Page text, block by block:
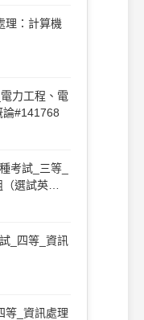
理：計算機
力工程、電
論#141768
考試_三等_
（選試英
_四等_資訊
等_資訊處理